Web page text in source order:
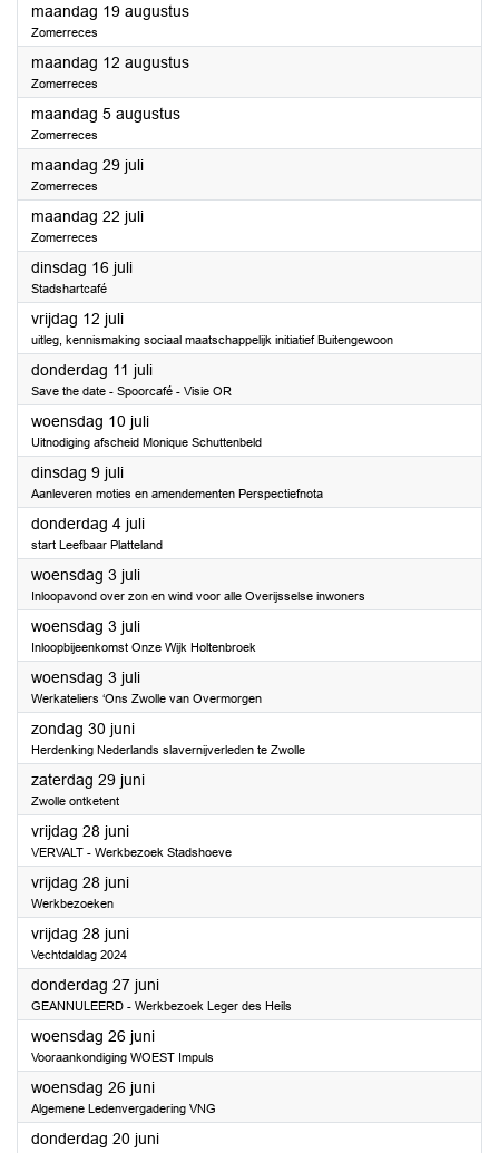
maandag 19 augustus2024
Zomerreces
maandag 12 augustus2024
Zomerreces
maandag 5 augustus2024
Zomerreces
maandag 29 juli2024
Zomerreces
maandag 22 juli2024
Zomerreces
dinsdag 16 juli2024
Stadshartcafé
vrijdag 12 juli2024
uitleg, kennismaking sociaal maatschappelijk initiatief Buitengewoon
donderdag 11 juli2024
Save the date - Spoorcafé - Visie OR
woensdag 10 juli2024
Uitnodiging afscheid Monique Schuttenbeld
dinsdag 9 juli2024
Aanleveren moties en amendementen Perspectiefnota
donderdag 4 juli2024
start Leefbaar Platteland
woensdag 3 juli2024
Inloopavond over zon en wind voor alle Overijsselse inwoners
woensdag 3 juli2024
Inloopbijeenkomst Onze Wijk Holtenbroek
woensdag 3 juli2024
Werkateliers ‘Ons Zwolle van Overmorgen
zondag 30 juni2024
Herdenking Nederlands slavernijverleden te Zwolle
zaterdag 29 juni2024
Zwolle ontketent
vrijdag 28 juni2024
VERVALT - Werkbezoek Stadshoeve
vrijdag 28 juni2024
Werkbezoeken
vrijdag 28 juni2024
Vechtdaldag 2024
donderdag 27 juni2024
GEANNULEERD - Werkbezoek Leger des Heils
woensdag 26 juni2024
Vooraankondiging WOEST Impuls
woensdag 26 juni2024
Algemene Ledenvergadering VNG
donderdag 20 juni2024